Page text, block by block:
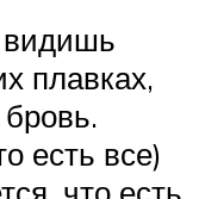
видишь
плавках,
есть все)
что есть